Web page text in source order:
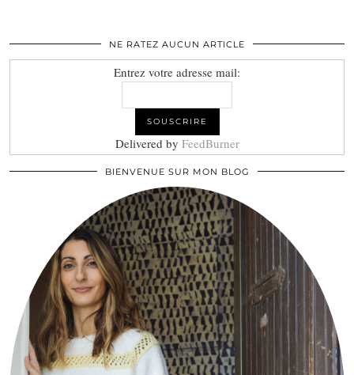
NE RATEZ AUCUN ARTICLE
Entrez votre adresse mail:
Delivered by FeedBurner
BIENVENUE SUR MON BLOG